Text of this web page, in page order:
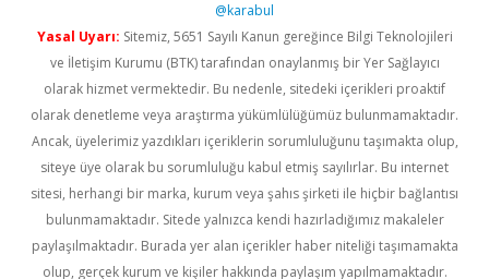
@karabul
Yasal Uyarı: Sitemiz, 5651 Sayılı Kanun gereğince Bilgi Teknolojileri
ve İletişim Kurumu (BTK) tarafından onaylanmış bir Yer Sağlayıcı
olarak hizmet vermektedir. Bu nedenle, sitedeki içerikleri proaktif
olarak denetleme veya araştırma yükümlülüğümüz bulunmamaktadır.
Ancak, üyelerimiz yazdıkları içeriklerin sorumluluğunu taşımakta olup,
siteye üye olarak bu sorumluluğu kabul etmiş sayılırlar. Bu internet
sitesi, herhangi bir marka, kurum veya şahıs şirketi ile hiçbir bağlantısı
bulunmamaktadır. Sitede yalnızca kendi hazırladığımız makaleler
paylaşılmaktadır. Burada yer alan içerikler haber niteliği taşımamakta
olup, gerçek kurum ve kişiler hakkında paylaşım yapılmamaktadır.